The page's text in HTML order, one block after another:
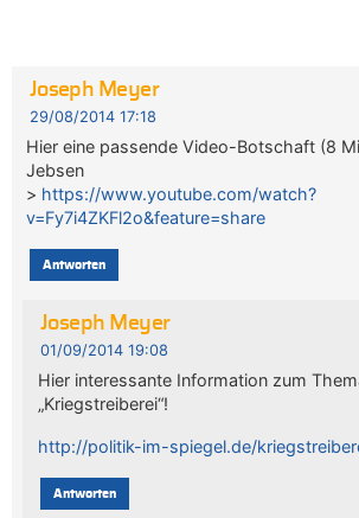
Joseph Meyer
29/08/2014 17:18
Hier eine passende Video-Botschaft (8
Jebsen
> https://www.youtube.com/watch?
v=Fy7i4ZKFl2o&feature=share
Antworten
Joseph Meyer
01/09/2014 19:08
Hier interessante Information zum
„Kriegstreiberei“!
http://politik-im-spiegel.de/
Antworten